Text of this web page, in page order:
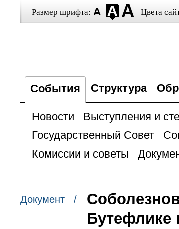
Размер шрифта: Цвета
События Структура
Новости Выступления и
Государственный Совет
Комиссии и советы
Документ /
Бутефлике